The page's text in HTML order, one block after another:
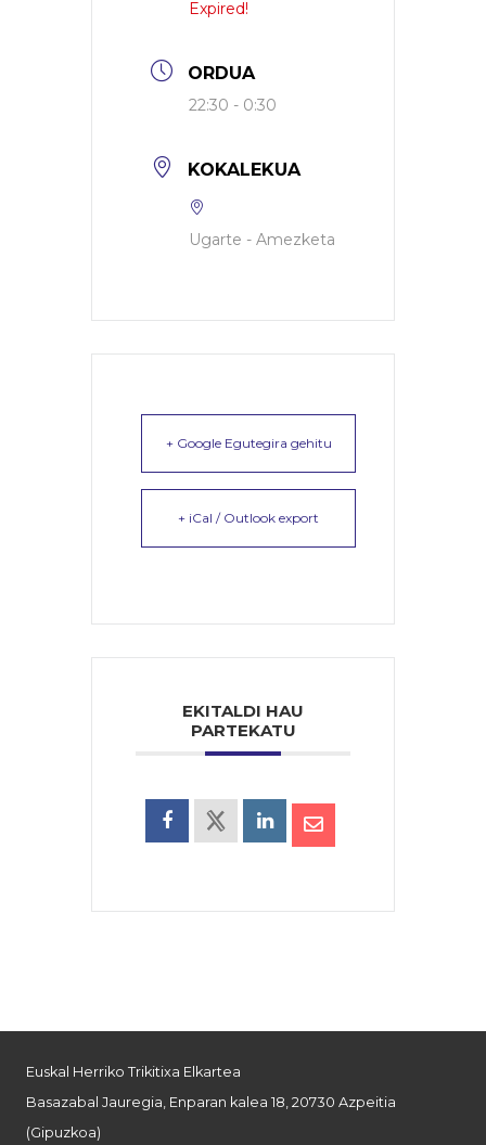
Expired!
ORDUA
22:30 - 0:30
KOKALEKUA
Ugarte - Amezketa
+ Google Egutegira gehitu
+ iCal / Outlook export
EKITALDI HAU
PARTEKATU
Euskal Herriko Trikitixa Elkartea
Basazabal Jauregia, Enparan kalea 18, 20730 Azpeitia
(Gipuzkoa)